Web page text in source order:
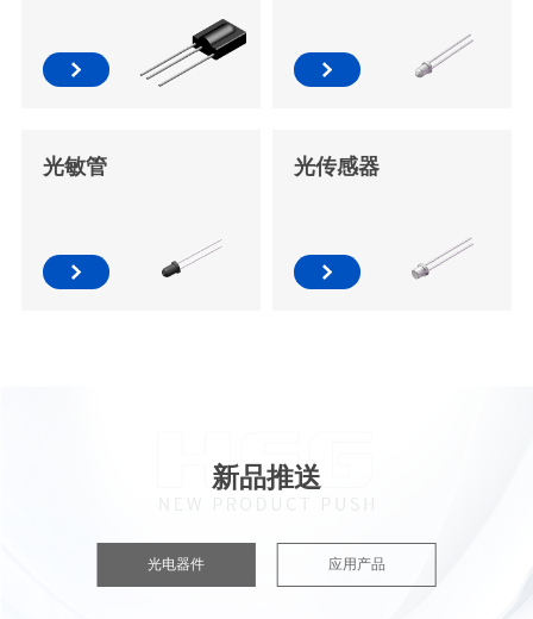
光敏管 光传感器
新品推送
光电器件 应用产品